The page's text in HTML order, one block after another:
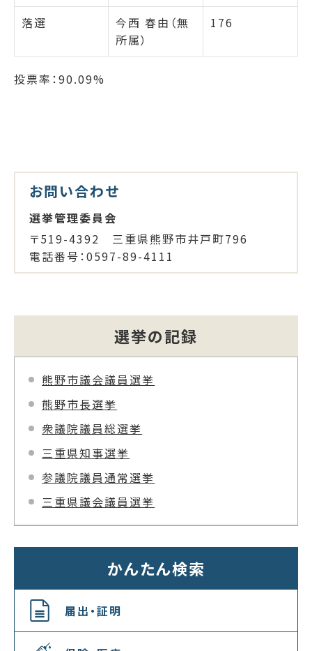
落選
今西 春由（無
所属）
176
投票率：90.09%
お問い合わせ
選挙管理委員会
〒519-4392 三重県熊野市井戸町796
電話番号：0597-89-4111
選挙の記録
熊野市議会議員選挙
熊野市長選挙
衆議院議員総選挙
三重県知事選挙
参議院議員通常選挙
三重県議会議員選挙
かんたん検索
届出・証明